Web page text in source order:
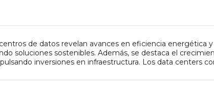
de datos revelan avances en eficiencia energética
soluciones sostenibles. Además, se destaca el
inversiones en infraestructura. Los data centers